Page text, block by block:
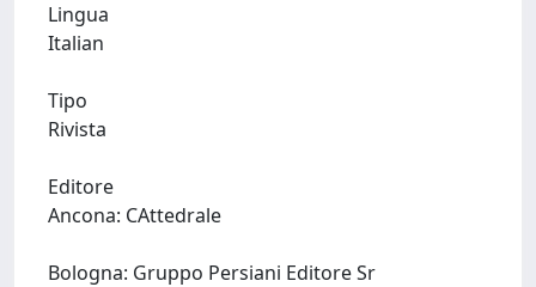
Lingua
Tipo
Rivista
Editore
Ancona: CAttedrale
Bologna: Gruppo Persiani Editore Sr